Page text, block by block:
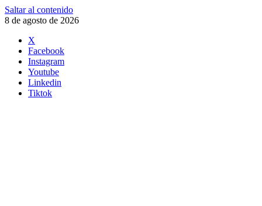
Saltar al contenido
8 de agosto de 2026
X
Facebook
Instagram
Youtube
Linkedin
Tiktok